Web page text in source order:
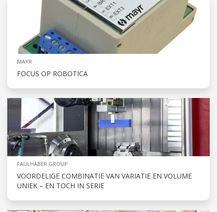
MAYR
FOCUS OP ROBOTICA
FAULHABER GROUP
VOORDELIGE COMBINATIE VAN VARIATIE EN VOLUME
UNIEK – EN TOCH IN SERIE